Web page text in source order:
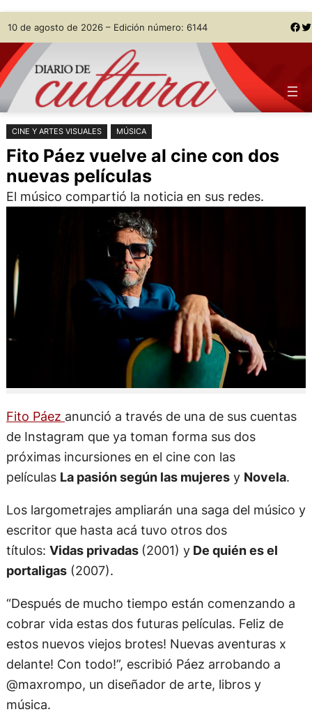
Saltar
al
contenido
Skip
to
content
10 de agosto de 2026 – Edición número: 6144 Facebook Twitter
CINE Y ARTES VISUALES MÚSICA
Fito Páez vuelve al cine con dos
nuevas películas
El músico compartió la noticia en sus redes.
Fito Páez anunció a través de una de sus cuentas
de Instagram que ya toman forma sus dos
próximas incursiones en el cine con las
películas La pasión según las mujeresy Novela.
Los largometrajes ampliarán una saga del músico y
escritor que hasta acá tuvo otros dos
títulos: Vidas privadas (2001) yDe quién es el
portaligas(2007).
“Después de mucho tiempo están comenzando a
cobrar vida estas dos futuras películas. Feliz de
estos nuevos viejos brotes! Nuevas aventuras x
delante! Con todo!”, escribió Páez arrobando a
@maxrompo, un diseñador de arte, libros y
música.